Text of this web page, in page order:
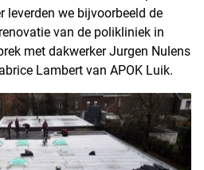
leverden we bijvoorbeeld de
van de polikliniek in
met dakwerker Jurgen Nulens
Lambert van APOK Luik.